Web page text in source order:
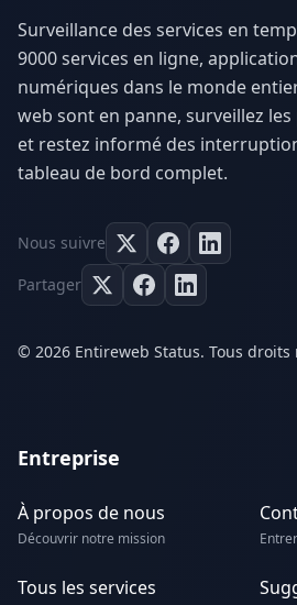
Surveillance des services en
9000 services en ligne,
numériques dans le monde
web sont en panne, surveillez
et restez informé des
tableau de bord complet.
Nous suivre
Partager
© 2026 Entireweb Status. Tous droits
Entreprise
À propos de nous
Découvrir notre mission
Tous les services